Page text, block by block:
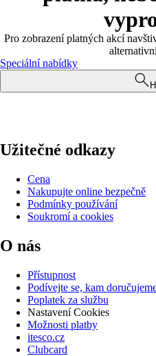
Pro zobrazení platných akcí
Speciální nabídky
Užitečné odkazy
Cena
Nakupujte online bezpečně
Podmínky používání
Soukromí a cookies
O nás
Přístupnost
Podívejte se, kam
Poplatek za službu
Nastavení Cookies
Možnosti platby
itesco.cz
Clubcard